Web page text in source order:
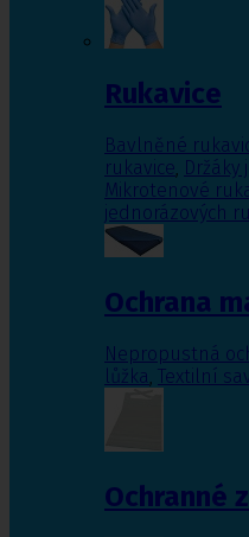
Rukavice
Bavlněné
rukavice, Držáky
Mikrotenové
jednorázových
Ochrana
Nepropustná
lůžka, Textilní
Ochranné